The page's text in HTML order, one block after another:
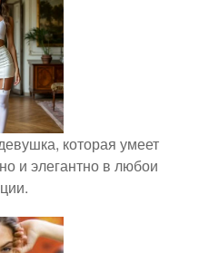
которая умеет
и элегантно в любои